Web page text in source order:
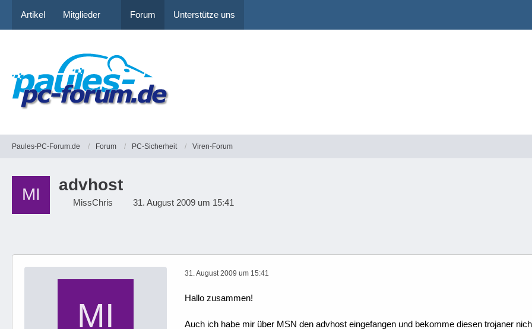
Artikel Mitglieder Forum Unterstütze uns
Paules-PC-Forum.de Forum PC-Sicherheit Viren-Forum
advhost
MissChris 31. August 2009 um 15:41
31. August 2009 um 15:41
Hallo zusammen!
Auch ich habe mir über MSN den advhost eingefangen und bekomme diesen trojaner